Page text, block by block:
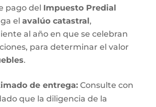
pago del Impuesto Predial
el avalúo catastral,
al año en que se celebran
para determinar el valor
.
de entrega:Consulte con
que la diligencia de la